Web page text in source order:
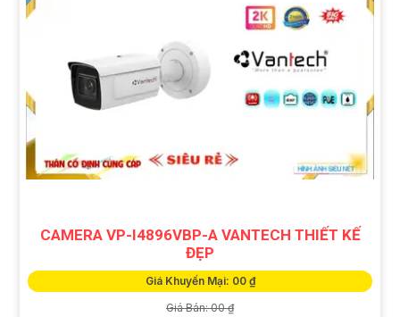
CAMERA VP-I4896VBP-A VANTECH THIẾT KẾ
ĐẸP
Giá Khuyến Mại: 00 ₫
Giá Bán: 00 ₫